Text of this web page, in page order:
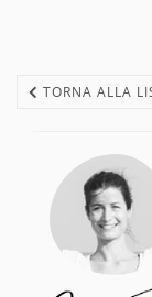
TORNA ALLA